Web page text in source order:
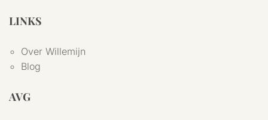
LINKS
Over Willemijn
Blog
AVG